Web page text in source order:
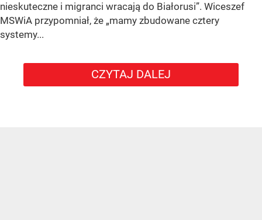
nieskuteczne i migranci wracają do Białorusi”. Wiceszef
MSWiA przypomniał, że „mamy zbudowane cztery
systemy...
CZYTAJ DALEJ